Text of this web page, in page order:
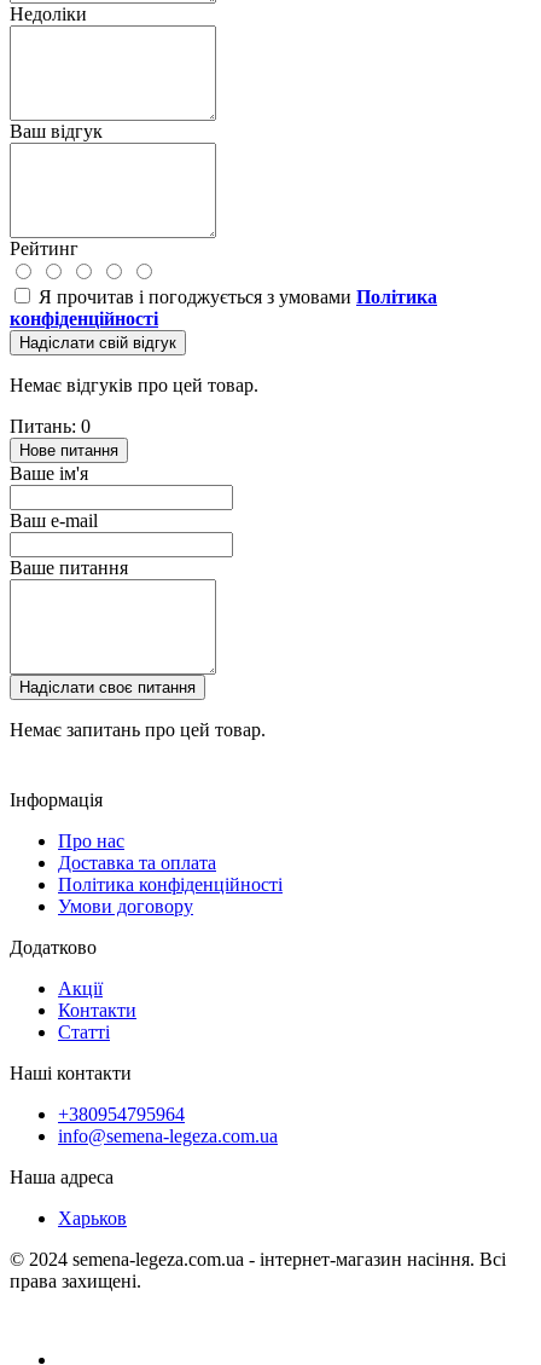
Недоліки
Ваш відгук
Рейтинг
Я прочитав і погоджується з умовами Політика
конфіденційності
Надіслати свій відгук
Немає відгуків про цей товар.
Питань: 0
Нове питання
Ваше ім'я
Ваш e-mail
Ваше питання
Надіслати своє питання
Немає запитань про цей товар.
Інформація
Про нас
Доставка та оплата
Політика конфіденційності
Умови договору
Додатково
Акції
Контакти
Статті
Наші контакти
+380954795964
info@semena-legeza.com.ua
Наша адреса
Харьков
© 2024 semena-legeza.com.ua - інтернет-магазин насіння. Всі
права захищені.